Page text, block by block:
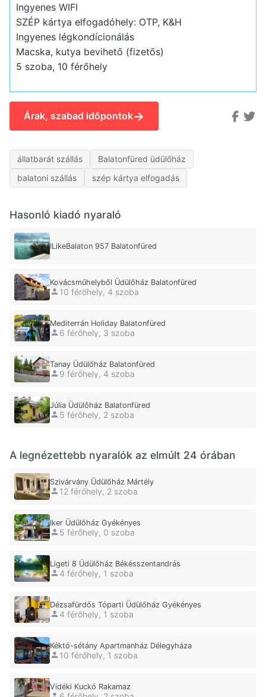
Ingyenes WIFI
SZÉP kártya elfogadóhely: OTP, K&H
Ingyenes légkondícionálás
Macska, kutya bevihető (fizetős)
5 szoba, 10 férőhely
Árak, szabad időpontok→
állatbarát szállás
Balatonfüred üdülőház
balatoni szállás
szép kártya elfogadás
Hasonló kiadó nyaraló
ILikeBalaton 957 Balatonfüred
Kovácsműhelyből Üdülőház Balatonfüred
10 férőhely, 4 szoba
Mediterrán Holiday Balatonfüred
6 férőhely, 3 szoba
Tanay Üdülőház Balatonfüred
9 férőhely, 4 szoba
Júlia Üdülőház Balatonfüred
5 férőhely, 2 szoba
A legnézettebb nyaralók az elmúlt 24 órában
Szivárvány Üdülőház Mártély
12 férőhely, 2 szoba
Iker Üdülőház Gyékényes
5 férőhely, 0 szoba
Ligeti 8 Üdülőház Békésszentandrás
4 férőhely, 1 szoba
Dézsafürdős Tóparti Üdülőház Gyékényes
4 férőhely, 1 szoba
Kéktó-sétány Apartmanház Délegyháza
10 férőhely, 1 szoba
Vidéki Kuckó Rakamaz